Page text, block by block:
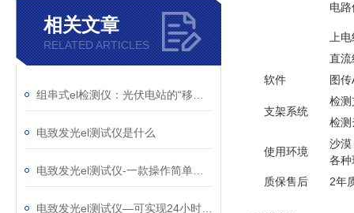
相关文章
RELATED ARTICLES
电致发光el测试仪是什么
电
上
直流
软件
图
支架系统
检测
检测
使用环境
沙漠
各种
质保售后
2年